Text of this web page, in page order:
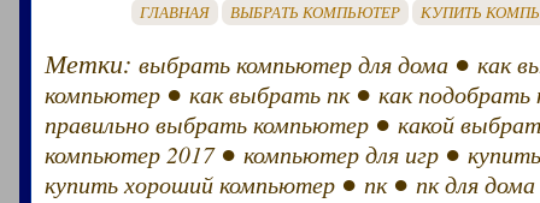
ГЛАВНАЯ ВЫБРАТЬ КОМПЬЮТЕР КУПИТЬ
Метки:выбрать компьютер для дома ●как
компьютер ●как выбрать пк ●как
правильно выбрать компьютер ●какой
компьютер 2017 ●компьютер для игр ●
купить хороший компьютер ●пк ●пк для дома